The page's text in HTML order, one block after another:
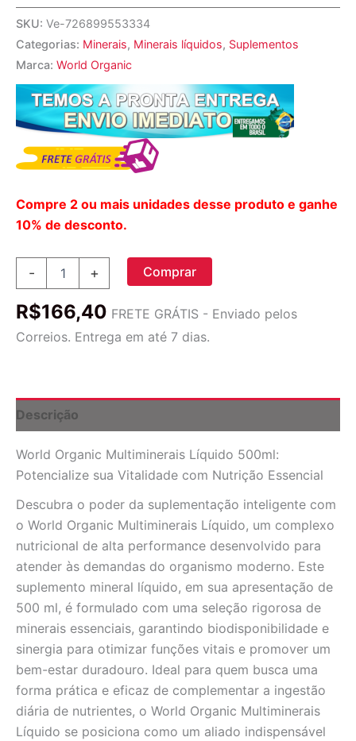
SKU: Ve-726899553334
Categorias: Minerais, Minerais líquidos, Suplementos
Marca: World Organic
Compre 2 ou mais unidades desse produto e ganhe
10% de desconto.
-
Líquido
Essencial
no
Brasil
+ Comprar
R$166,40 FRETE GRÁTIS - Enviado pelos
Correios. Entrega em até 7 dias.
Descrição
World Organic Multiminerais Líquido 500ml:
Potencialize sua Vitalidade com Nutrição Essencial
Descubra o poder da suplementação inteligente com
o World Organic Multiminerais Líquido, um complexo
nutricional de alta performance desenvolvido para
atender às demandas do organismo moderno. Este
suplemento mineral líquido, em sua apresentação de
500 ml, é formulado com uma seleção rigorosa de
minerais essenciais, garantindo biodisponibilidade e
sinergia para otimizar funções vitais e promover um
bem-estar duradouro. Ideal para quem busca uma
forma prática e eficaz de complementar a ingestão
diária de nutrientes, o World Organic Multiminerais
Líquido se posiciona como um aliado indispensável